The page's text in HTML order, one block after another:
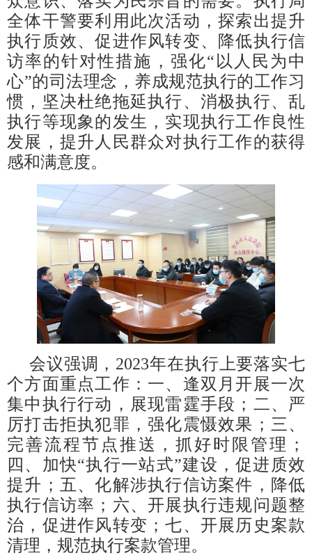
全体干警要利用此次活动，探索出提升
执行质效、促进作风转变、降低执行信
访率的针对性措施，强化“以人民为中
心”的司法理念，养成规范执行的工作习
惯，坚决杜绝拖延执行、消极执行、乱
执行等现象的发生，实现执行工作良性
发展，提升人民群众对执行工作的获得
感和满意度。
会议强调，2023年在执行上要落实七
个方面重点工作：一、逢双月开展一次
集中执行行动，展现雷霆手段；二、严
厉打击拒执犯罪，强化震慑效果；三、
完善流程节点推送，抓好时限管理；
四、加快“执行一站式”建设，促进质效
提升；五、化解涉执行信访案件，降低
执行信访率；六、开展执行违规问题整
治，促进作风转变；七、开展历史案款
清理，规范执行案款管理。